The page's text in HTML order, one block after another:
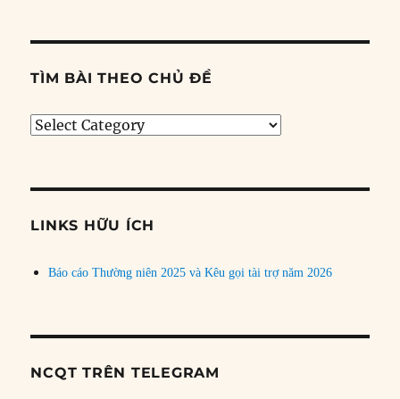
TÌM BÀI THEO CHỦ ĐỀ
Tìm
đề
LINKS HỮU ÍCH
Báo cáo Thường niên 2025 và Kêu gọi tài trợ năm 2026
NCQT TRÊN TELEGRAM